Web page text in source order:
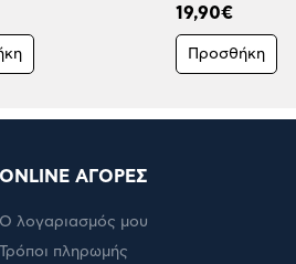
19,90€
Προσθήκη
ONLINE ΑΓΟΡΕΣ
Ο λογαριασμός μου
Τρόποι πληρωμής